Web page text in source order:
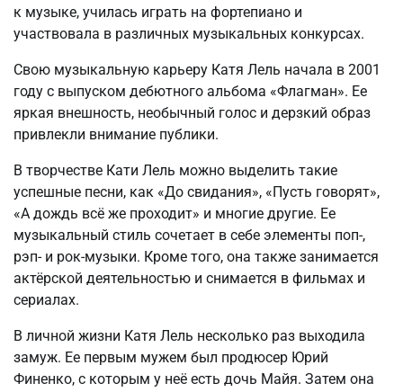
к музыке, училась играть на фортепиано и
участвовала в различных музыкальных конкурсах.
Свою музыкальную карьеру Катя Лель начала в 2001
году с выпуском дебютного альбома «Флагман». Ее
яркая внешность, необычный голос и дерзкий образ
привлекли внимание публики.
В творчестве Кати Лель можно выделить такие
успешные песни, как «До свидания», «Пусть говорят»,
«А дождь всё же проходит» и многие другие. Ее
музыкальный стиль сочетает в себе элементы поп-,
рэп- и рок-музыки. Кроме того, она также занимается
актёрской деятельностью и снимается в фильмах и
сериалах.
В личной жизни Катя Лель несколько раз выходила
замуж. Ее первым мужем был продюсер Юрий
Финенко, с которым у неё есть дочь Майя. Затем она